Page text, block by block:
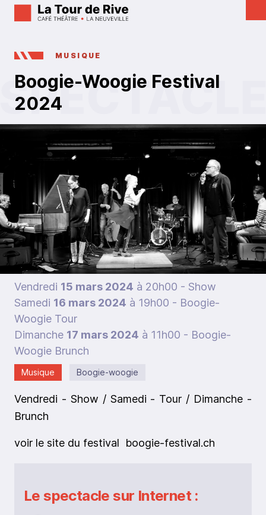
MUSIQUE
Boogie-Woogie Festival
2024
Vendredi 15 mars 2024 à 20h00 - Show
Samedi 16 mars 2024 à 19h00 - Boogie-
Woogie Tour
Dimanche 17 mars 2024 à 11h00 - Boogie-
Woogie Brunch
Musique Boogie-woogie
Vendredi - Show / Samedi - Tour / Dimanche -
Brunch
voir le site du festival boogie-festival.ch
Le spectacle sur Internet :